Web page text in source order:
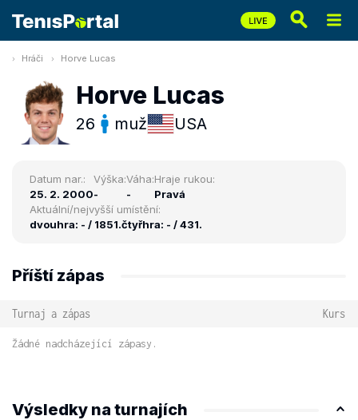
Hráči Horve Lucas
Horve Lucas
26 muž USA
Datum nar.:
25. 2. 2000
Výška:
-
Váha:
-
Hraje rukou:
Pravá
Aktuální/nejvyšší umístění:
dvouhra: - / 1851.čtyřhra: - / 431.
Příští zápas
Turnaj a zápas Kurs
Žádné nadcházející zápasy.
Výsledky na turnajích